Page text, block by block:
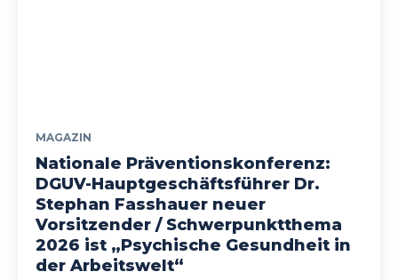
MAGAZIN
Nationale Präventionskonferenz:
DGUV-Hauptgeschäftsführer Dr.
Stephan Fasshauer neuer
Vorsitzender / Schwerpunktthema
2026 ist „Psychische Gesundheit in
der Arbeitswelt“